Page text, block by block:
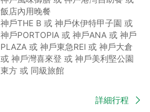
飯店內用晚餐
神戶THE B 或 神戶休伊特甲子園 或
神戶PORTOPIA 或 神戶ANA 或 神戶
PLAZA 或 神戶東急REI 或 神戶大倉
或 神戶灣喜來登 或 神戶美利堅公園
東方 或 同級旅館
詳細行程